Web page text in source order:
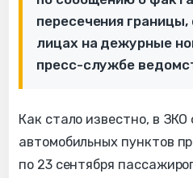
пересечения
лицах на дежурные
пресс-службе
Как стало известно, в
автомобильных пунктов
по 23 сентября